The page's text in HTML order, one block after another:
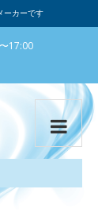
ーカーです
17:00